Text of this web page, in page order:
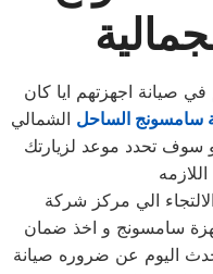
صيانة اجهزتهم ايا كان
سامسونج الساحل الشمالي
– 0235699066 و سوف تحدد موعد لزيارتك
الي مركز شركة
سامسونج و اخذ ضمان
اليوم عن ضروره صيانة